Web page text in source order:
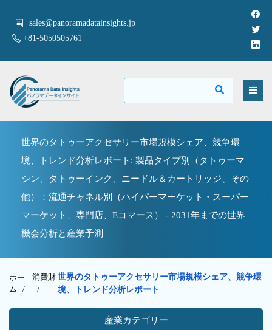
sales@panoramadatainsights.jp
+81-5050505761
世界のタトゥーアクセサリー市場規模シェア、競争環
境、トレンド分析レポート: 製品タイプ別（タトゥーマ
シン、タトゥーインク、ニードル＆カートリッジ、その
他）；流通チャネル別（ハイパーマーケット・スーパー
マーケット、専門店、Eコマース） - 2031年までの世界
機会分析と産業予測
ホー
ム /
消費財
/
世界のタトゥーアクセサリー市場規模シェア、競争環
境、トレンド分析レポート
産業カテゴリー